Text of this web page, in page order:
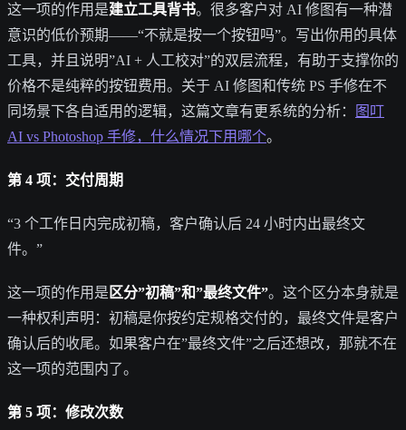
这一项的作用是建立工具背书。很多客户对 AI 修图有一种潜
意识的低价预期——“不就是按一个按钮吗”。写出你用的具体
工具，并且说明”AI + 人工校对”的双层流程，有助于支撑你的
价格不是纯粹的按钮费用。关于 AI 修图和传统 PS 手修在不
同场景下各自适用的逻辑，这篇文章有更系统的分析：
图叮
AI vs Photoshop 手修，什么情况下用哪个。
第 4 项：交付周期
“3 个工作日内完成初稿，客户确认后 24 小时内出最终文
件。”
这一项的作用是 区分”初稿”和”最终文件”。这个区分本身就是
一种权利声明：初稿是你按约定规格交付的，最终文件是客户
确认后的收尾。如果客户在”最终文件”之后还想改，那就不在
这一项的范围内了。
第 5 项：修改次数